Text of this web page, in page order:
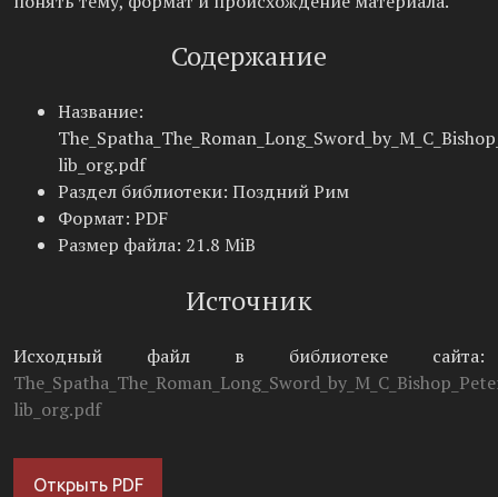
Содержание
Название:
lib_org.pdf
Раздел библиотеки: Поздний Рим
Формат: PDF
Размер файла: 21.8 MiB
Источник
Исходный файл в библиотеке сайта:
lib_org.pdf
Открыть PDF